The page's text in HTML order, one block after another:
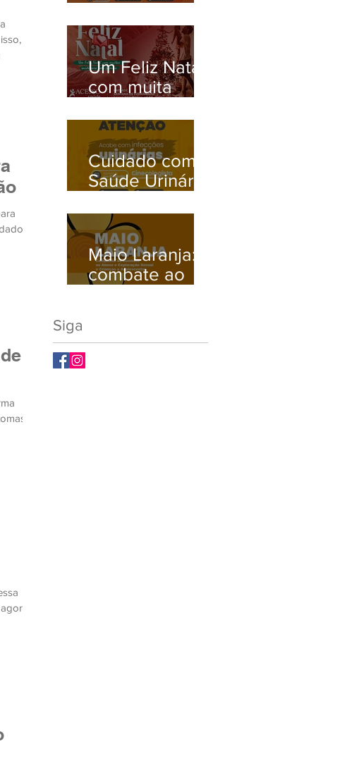
Parnaíba/SP!
Um Feliz Natal
com muita
toda família.
Cuidado com a
Saúde Urinária:
Problemas de
Infecção e
Busque Ajuda
Médica.
Maio Laranja:
combate ao
Siga